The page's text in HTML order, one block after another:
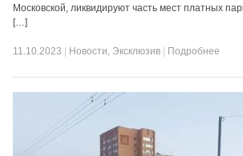
Московской, ликвидируют часть мест платных
[…]
11.10.2023 Новости, Эксклюзив Подробнее